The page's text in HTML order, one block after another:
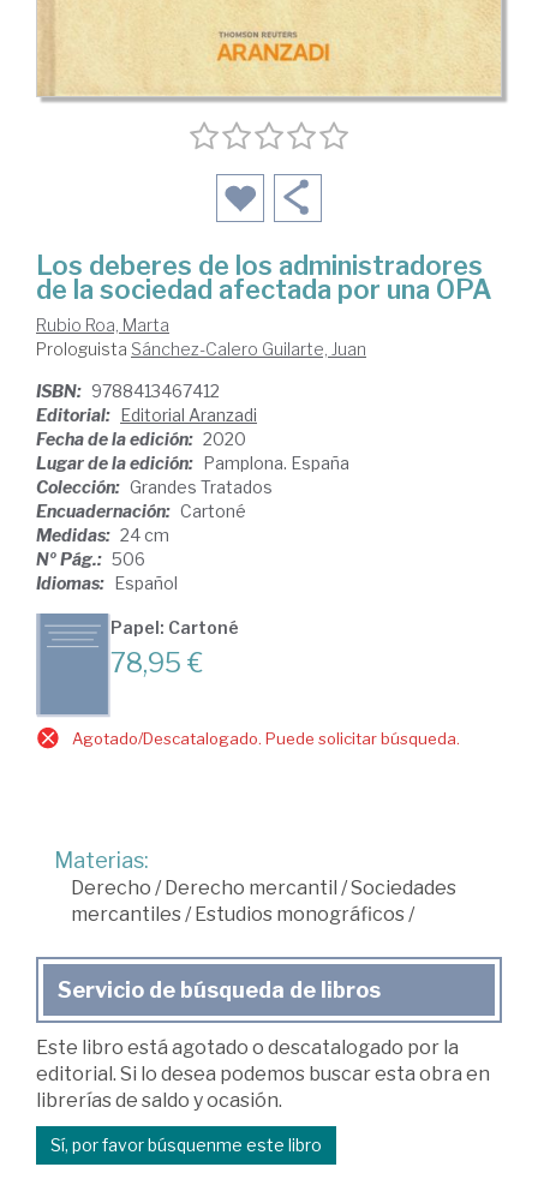
Los deberes de los administradores
de la sociedad afectada por una OPA
Rubio Roa, Marta
Prologuista Sánchez-Calero Guilarte, Juan
ISBN: 9788413467412
Editorial: Editorial Aranzadi
Fecha de la edición: 2020
Lugar de la edición: Pamplona. España
Colección: Grandes Tratados
Encuadernación: Cartoné
Medidas: 24 cm
Nº Pág.: 506
Idiomas: Español
Papel: Cartoné
78,95 €
Agotado/Descatalogado. Puede solicitar búsqueda.
Materias:
Derecho /Derecho mercantil /Sociedades
mercantiles/Estudios monográficos/
Servicio de búsqueda de libros
Este libro está agotado o descatalogado por la
editorial. Si lo desea podemos buscar esta obra en
librerías de saldo y ocasión.
Sí, por favor búsquenme este libro